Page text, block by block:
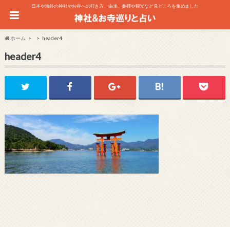
日本や海外の神社やお寺への行き方、由来、参拝や観光など見どころを集めました
ホーム header4
header4